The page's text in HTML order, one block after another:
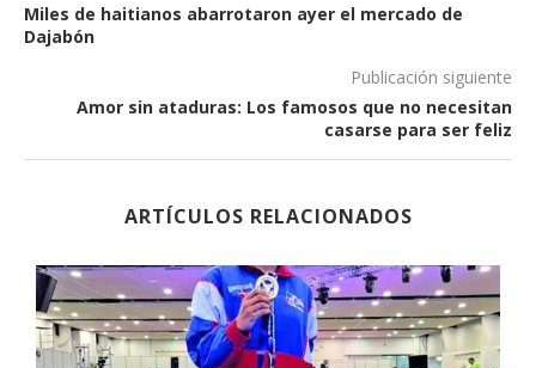
Miles de haitianos abarrotaron ayer el mercado de
Dajabón
Publicación siguiente
Amor sin ataduras: Los famosos que no necesitan
casarse para ser feliz
ARTÍCULOS RELACIONADOS